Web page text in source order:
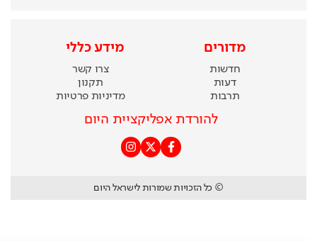
מדורים
חדשות
דעות
תרבות
מידע כללי
צרו קשר
תקנון
מדיניות פרטיות
להורדת אפליקציית היום
© כל הזכויות שמורות לישראל היום